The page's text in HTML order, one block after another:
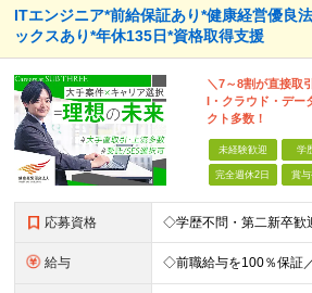
ITエンジニア*前給保証あり*健康経営優良
ックスあり*年休135日*資格取得支援
＼7～8割が直接取
I・クラウド・デー
クト多数！
未経験歓迎 学
完全週休2日 賞与
応募資格
給与